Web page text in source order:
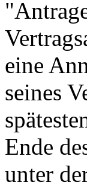
eine
seines
Ende
unter